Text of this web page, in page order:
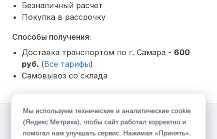
Безналичный расчет
Покупка в рассрочку
Способы получения:
Доставка транспортом по г. Самара - 600
руб. (Все тарифы)
Самовывоз со склада
Акции
Мы используем технические и аналитические cookie
(Яндекс.Метрика), чтобы сайт работал корректно и
помогал нам улучшать сервис. Нажимая «Принять»,